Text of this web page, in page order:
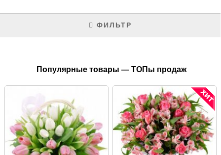
ФИЛЬТР
Популярные товары — ТОПы продаж